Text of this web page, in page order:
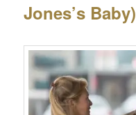
Jones’s Baby)